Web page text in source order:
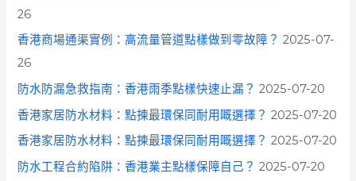
26
香港商場通渠實例：高流量管道點樣做到零故障？ 2025-07-
26
防水防漏急救指南：香港雨季點樣快速止漏？ 2025-07-20
香港家居防水材料：點揀最環保同耐用嘅選擇？ 2025-07-20
香港家居防水材料：點揀最環保同耐用嘅選擇？ 2025-07-20
防水工程合約陷阱：香港業主點樣保障自己？ 2025-07-20